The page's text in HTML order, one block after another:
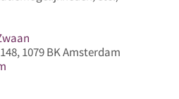
1079 BK Amsterdam